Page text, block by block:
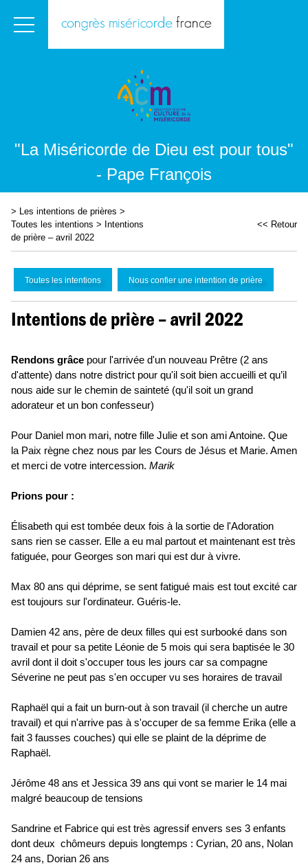
"La Miséricorde de Dieu est pour tous"
- Pape François
> Les intentions de prières >
Toutes les intentions > Intentions
de prière – avril 2022
<< Retour
Toutes les intentions Nous confier une intention de prière
Intentions de prière – avril 2022
Rendons grâce pour l'arrivée d'un nouveau Prêtre (2 ans
d'attente) dans notre district pour qu'il soit bien accueilli et qu’il
nous aide sur le chemin de sainteté (qu'il soit un grand
adorateur et un bon confesseur)
Pour Daniel mon mari, notre fille Julie et son ami Antoine. Que
la Paix règne chez nous par les Cours de Jésus et Marie. Amen
et merci de votre intercession. Marik
Prions pour :
Élisabeth qui est tombée deux fois à la sortie de l'Adoration
sans rien se casser. Elle a eu mal partout et maintenant est très
fatiguée, pour Georges son mari qui est dur à vivre.
Max 80 ans qui déprime, se sent fatigué mais est tout excité car
est toujours sur l'ordinateur. Guéris-le.
Damien 42 ans, père de deux filles qui est surbooké dans son
travail et pour sa petite Léonie de 5 mois qui sera baptisée le 30
avril dont il doit s'occuper tous les jours car sa compagne
Séverine ne peut pas s'en occuper vu ses horaires de travail
Raphaël qui a fait un burn-out à son travail (il cherche un autre
travail) et qui n'arrive pas à s'occuper de sa femme Erika (elle a
fait 3 fausses couches) qui elle se plaint de la déprime de
Raphaël.
Jérôme 48 ans et Jessica 39 ans qui vont se marier le 14 mai
malgré beaucoup de tensions
Sandrine et Fabrice qui est très agressif envers ses 3 enfants
dont deux chômeurs depuis longtemps : Cyrian, 20 ans, Nolan
24 ans, Dorian 26 ans